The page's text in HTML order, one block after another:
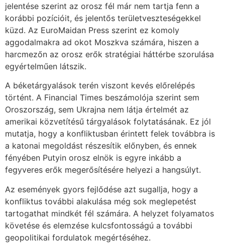
jelentése szerint az orosz fél már nem tartja fenn a
korábbi pozícióit, és jelentős területveszteségekkel
küzd. Az EuroMaidan Press szerint ez komoly
aggodalmakra ad okot Moszkva számára, hiszen a
harcmezőn az orosz erők stratégiai háttérbe szorulása
egyértelműen látszik.
A béketárgyalások terén viszont kevés előrelépés
történt. A Financial Times beszámolója szerint sem
Oroszország, sem Ukrajna nem látja értelmét az
amerikai közvetítésű tárgyalások folytatásának. Ez jól
mutatja, hogy a konfliktusban érintett felek továbbra is
a katonai megoldást részesítik előnyben, és ennek
fényében Putyin orosz elnök is egyre inkább a
fegyveres erők megerősítésére helyezi a hangsúlyt.
Az események gyors fejlődése azt sugallja, hogy a
konfliktus további alakulása még sok meglepetést
tartogathat mindkét fél számára. A helyzet folyamatos
követése és elemzése kulcsfontosságú a további
geopolitikai fordulatok megértéséhez.